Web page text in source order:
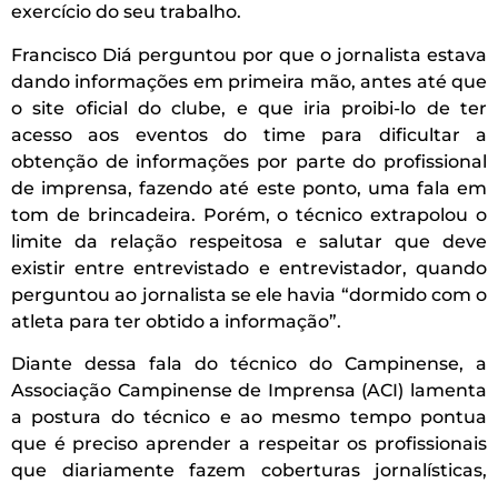
exercício do seu trabalho.
Francisco Diá perguntou por que o jornalista estava
dando informações em primeira mão, antes até que
o site oficial do clube, e que iria proibi-lo de ter
acesso aos eventos do time para dificultar a
obtenção de informações por parte do profissional
de imprensa, fazendo até este ponto, uma fala em
tom de brincadeira. Porém, o técnico extrapolou o
limite da relação respeitosa e salutar que deve
existir entre entrevistado e entrevistador, quando
perguntou ao jornalista se ele havia “dormido com o
atleta para ter obtido a informação”.
Diante dessa fala do técnico do Campinense, a
Associação Campinense de Imprensa (ACI) lamenta
a postura do técnico e ao mesmo tempo pontua
que é preciso aprender a respeitar os profissionais
que diariamente fazem coberturas jornalísticas,